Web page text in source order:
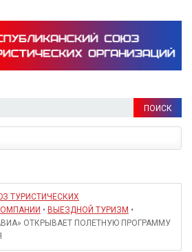
navigation
ТУРИСТИЧЕСКИХ
• ВЫЕЗДНОЙ ТУРИЗМ •
ОТКРЫВАЕТ ПОЛЕТНУЮ ПРОГРАММУ